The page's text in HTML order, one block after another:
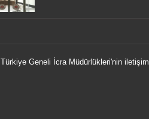
Geneli İcra Müdürlükleri'nin iletişim